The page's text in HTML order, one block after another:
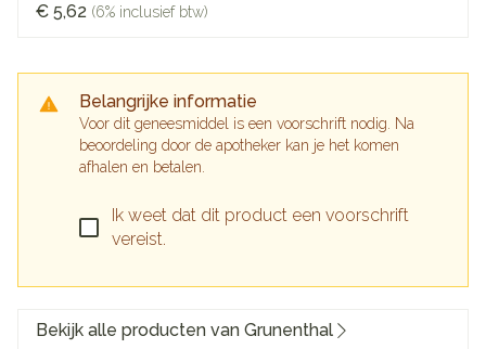
€ 5,62 (6% inclusief btw)
Belangrijke informatie
Voor dit geneesmiddel is een voorschrift nodig. Na
beoordeling door de apotheker kan je het komen
afhalen en betalen.
Ik weet dat dit product een voorschrift
vereist.
Bekijk alle producten van Grunenthal